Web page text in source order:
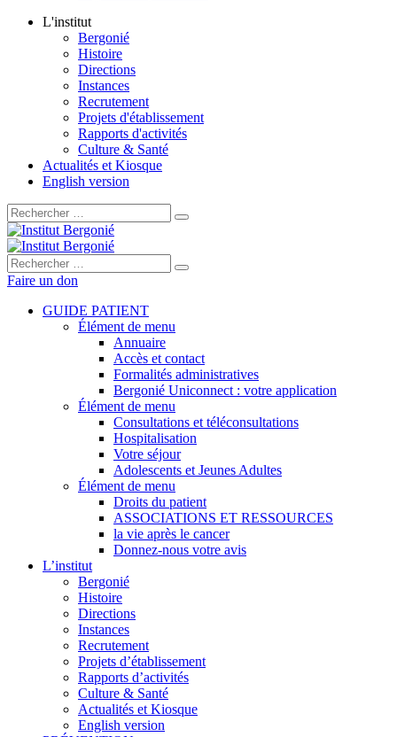
L'institut
Bergonié
Histoire
Directions
Instances
Recrutement
Projets d'établissement
Rapports d'activités
Culture & Santé
Actualités et Kiosque
English version
Rechercher :
Rechercher :
Faire un don
GUIDE PATIENT
Élément de menu
Annuaire
Accès et contact
Formalités administratives
Bergonié Uniconnect : votre application
Élément de menu
Consultations et téléconsultations
Hospitalisation
Votre séjour
Adolescents et Jeunes Adultes
Élément de menu
Droits du patient
ASSOCIATIONS ET RESSOURCES
la vie après le cancer
Donnez-nous votre avis
L’institut
Bergonié
Histoire
Directions
Instances
Recrutement
Projets d’établissement
Rapports d’activités
Culture & Santé
Actualités et Kiosque
English version